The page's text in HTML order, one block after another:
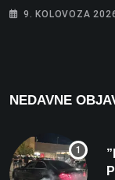
9. KOLOVOZA
NEDAVNE